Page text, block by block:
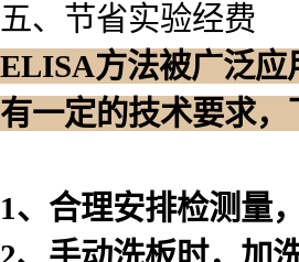
五、节省实验经费
ELISA方法被广泛应
有一定的技术要求
1、合理安排检测量